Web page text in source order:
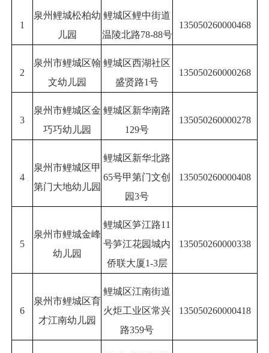
1
泉州鲤城松柏幼
儿园
鲤城区鲤中街道
温陵北路78-88号
135050260000468
2
泉州市鲤城区翰
文幼儿园
鲤城区西湖社区
盛贤路1号
135050260000268
3
泉州市鲤城区金
巧巧幼儿园
鲤城区新华南路
129号
135050260000278
4
泉州市鲤城区甲
第门大地幼儿园
鲤城区新华北路
65号甲第门文创
园3号
135050260000408
5
泉州市鲤城金峰
幼儿园
鲤城区笋江路11
号笋江花园城内
侨联大厦1-3层
135050260000338
6
泉州市鲤城区育
才江南幼儿园
鲤城区江南街道
火炬工业区常兴
路359号
135050260000418